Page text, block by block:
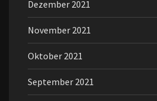
Dezember 2021
November 2021
Oktober 2021
September 2021